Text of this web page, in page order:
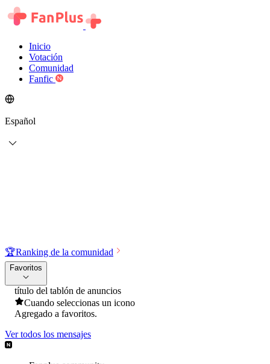
Inicio
Votación
Comunidad
Fanfic
Español
🏆Ranking de la comunidad
Favoritos
título del tablón de anuncios
Cuando seleccionas un icono
Agregado a favoritos.
Ver todos los mensajes